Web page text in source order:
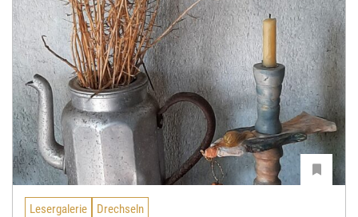
Lesergalerie Drechseln